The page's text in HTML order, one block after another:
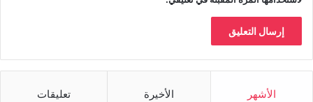
الأشهر الأخيرة تعليقات